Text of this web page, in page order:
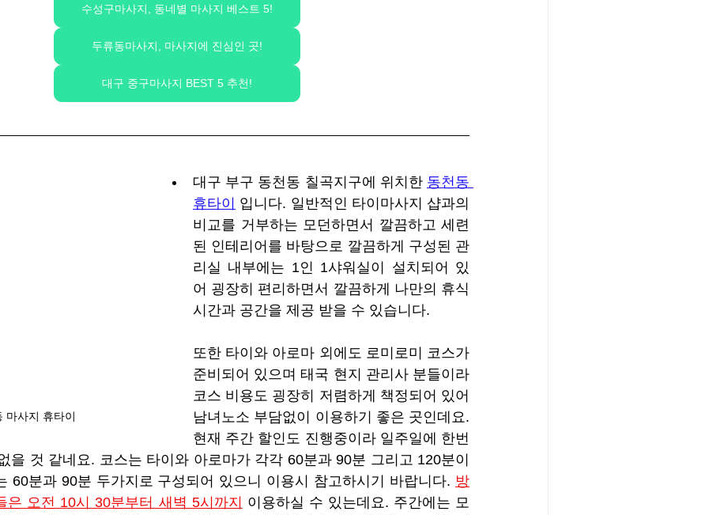
수성구마사지, 동네별 마사지 베스트 5!
두류동마사지, 마사지에 진심인 곳!
대구 중구마사지 BEST 5 추천!
마사지 휴타이
대구 부구 동천동 칠곡지구에 위치한 동천동
휴타이
입니다. 일반적인 타이마사지 샵과의
비교를 거부하는 모던하면서 깔끔하고 세련
된 인테리어를 바탕으로 깔끔하게 구성된 관
리실 내부에는 1인 1샤워실이 설치되어 있
어 굉장히 편리하면서 깔끔하게 나만의 휴식
시간과 공간을 제공 받을 수 있습니다.
또한 타이와 아로마 외에도 로미로미 코스가
준비되어 있으며 태국 현지 관리사 분들이라
코스 비용도 굉장히 저렴하게 책정되어 있어
남녀노소 부담없이 이용하기 좋은 곳인데요.
현재 주간 할인도 진행중이라 일주일에 한번
을 것 같네요. 코스는 타이와 아로마가 각각 60분과 90분 그리고 120분이
60분과 90분 두가지로 구성되어 있으니 이용시 참고하시기 바랍니다. 방
은 오전 10시 30분부터 새벽 5시까지
이용하실 수 있는데요. 주간에는 모